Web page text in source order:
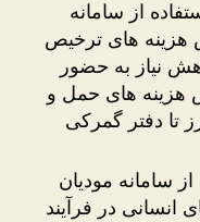
از سامانه
هزینه‌ های ترخیص
نیاز به حضور
هزینه ‌های حمل و
تا دفتر گمرکی
از سامانه مودیان
در فرآیند